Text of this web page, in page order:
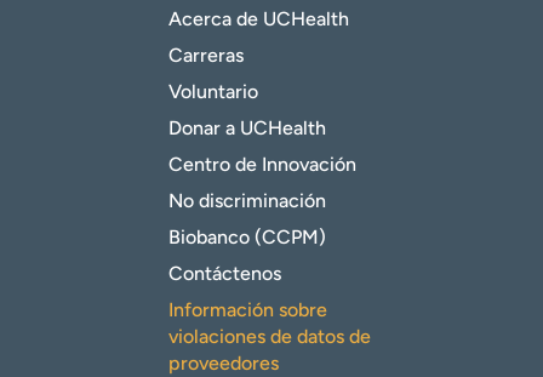
Acerca de UCHealth
Carreras
Voluntario
Donar a UCHealth
Centro de Innovación
No discriminación
Biobanco (CCPM)
Contáctenos
Información sobre
violaciones de datos de
proveedores